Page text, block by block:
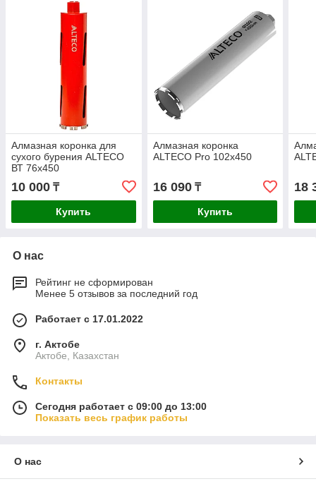
Алмазная коронка для
сухого бурения ALTECO
ВТ 76х450
10 000 ₸
Купить
Алмазная коронка
ALTECO Pro 102х450
16 090₸
Купить
18
О нас
Рейтинг не сформирован
Менее 5 отзывов за последний год
Работает с 17.01.2022
г. Актобе
Актобе, Казахстан
Контакты
Сегодня работает с 09:00 до 13:00
Показать весь график работы
О нас